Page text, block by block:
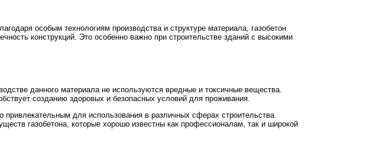
особым технологиям производства и структуре материала, газобетон
конструкций. Это особенно важно при строительстве зданий с высокими
данного материала не используются вредные и токсичные вещества.
созданию здоровых и безопасных условий для проживания.
для использования в различных сферах строительства.
газобетона, которые хорошо известны как профессионалам, так и широкой